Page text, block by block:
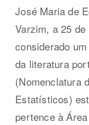
José Maria de
Varzim, a 25
considerado
da literatura
(Nomenclatura
Estatísticos)
pertence à